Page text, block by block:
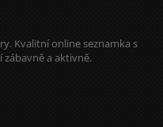
Kvalitní online seznamka s
zábavně a aktivně.